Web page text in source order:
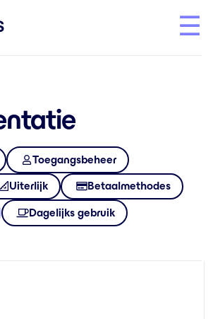
Toegangsbeheer
Uiterlijk Betaalmethodes
Dagelijks gebruik